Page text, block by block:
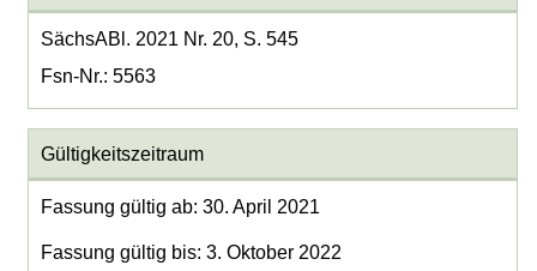
SächsABl. 2021 Nr. 20, S. 545
Fsn-Nr.: 5563
Gültigkeitszeitraum
Fassung gültig ab: 30. April 2021
Fassung gültig bis: 3. Oktober 2022